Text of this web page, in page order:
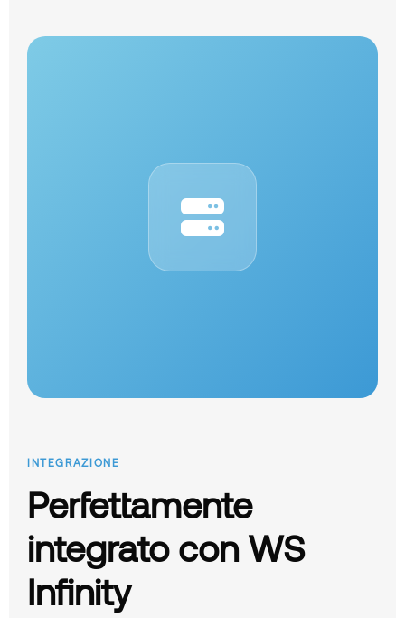
INTEGRAZIONE
Perfettamente
integrato con WS
Infinity